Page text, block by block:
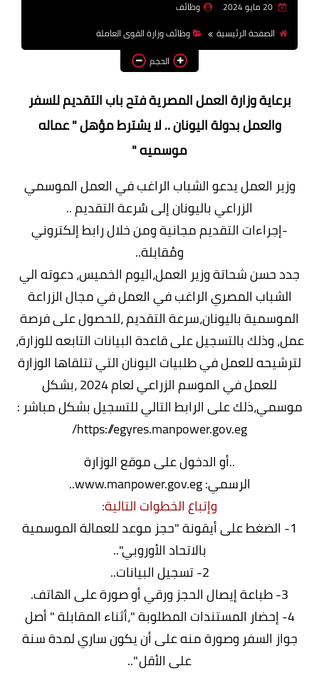
بالجامعات والمعاهد
اخبار
20 مايو 2024
وظائف
الصفحة الرئيسية
وظائف وزارة القوى العاملة
الحجم
برعاية وزارة العمل المصرية فتح باب التقديم للسفر
والعمل بدولة اليونان .. لا يشترط مؤهل " عماله
موسميه "
وزير العمل يدعو الشباب الراغب في العمل الموسمي
الزراعي باليونان إلى سُرعة التقديم ..
-إجراءات التقديم مجانية ومن خلال رابط إلكتروني
ومُقابلة..
جدد حسن شحاتة وزير العمل،اليوم الخميس، دعوته الي
الشباب المصري الراغب في العمل في مجال الزراعة
الموسمية باليونان،سرعة التقديم ،للحصول على فرصة
عمل، وذلك بالتسجيل على قاعدة البيانات التابعه للوزارة،
لترشيحه للعمل في طلبيات اليونان التي تتلقاها الوزارة
للعمل في الموسم الزراعي لعام 2024 ،بشكل
موسمي،ذلك على الرابط التالي للتسجيل بشكل مباشر :
https://egyres.manpower.gov.eg/
..أو الدخول على موقع الوزارة
الرسمي:www.manpower.gov.eg
..
وإتباع الخطوات التالية:
1- الضغط على أيقونة "حجز موعد للعمالة الموسمية
بالاتحاد الأوروبي"..
2- تسجيل البيانات..
3- طباعة إيصال الحجز ورقي أو صورة على الهاتف.
4- إحضار المستندات المطلوبة "،أثناء المقابلة " أصل
جواز السفر وصورة منه على أن يكون ساري لمدة سنة
على الأقل "..